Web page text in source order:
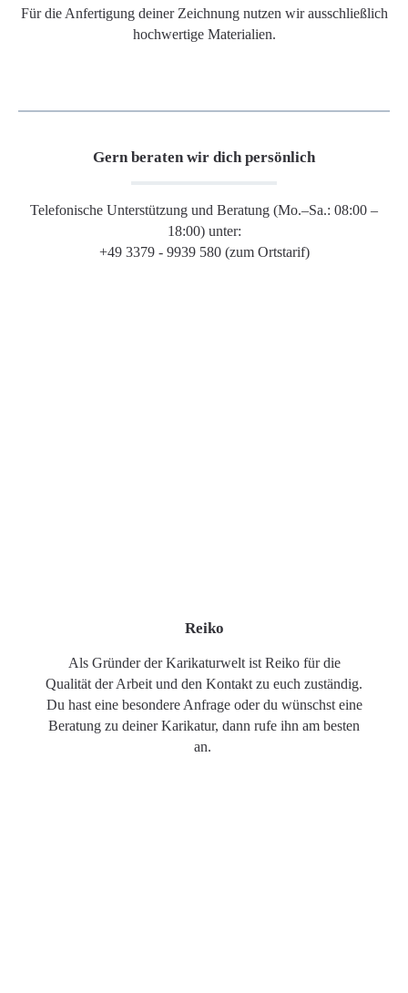
Für die Anfertigung deiner Zeichnung nutzen wir ausschließlich
hochwertige Materialien.
Gern beraten wir dich persönlich
Telefonische Unterstützung und Beratung (Mo.–Sa.: 08:00 –
18:00) unter:
+49 3379 - 9939 580 (zum Ortstarif)
Reiko
Als Gründer der Karikaturwelt ist Reiko für die
Qualität der Arbeit und den Kontakt zu euch zuständig.
Du hast eine besondere Anfrage oder du wünschst eine
Beratung zu deiner Karikatur, dann rufe ihn am besten
an.